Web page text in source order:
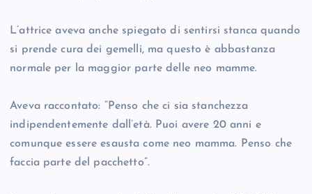
L’attrice aveva anche spiegato di sentirsi stanca quando
si prende cura dei gemelli, ma questo è abbastanza
normale per la maggior parte delle neo mamme.
Aveva raccontato: “Penso che ci sia stanchezza
indipendentemente dall’età. Puoi avere 20 anni e
comunque essere esausta come neo mamma. Penso che
faccia parte del pacchetto”.